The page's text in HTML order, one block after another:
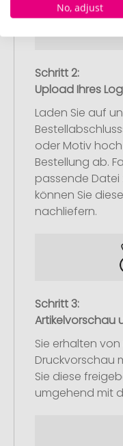
Schritt 2:
Upload Ihres
Laden Sie auf
oder Motiv
Bestellung ab.
passende
können Sie
nachliefern.
Schritt 3:
Artikelvorschau
Sie erhalten
Druckvorschau
Sie diese
umgehend mit
No, adjust